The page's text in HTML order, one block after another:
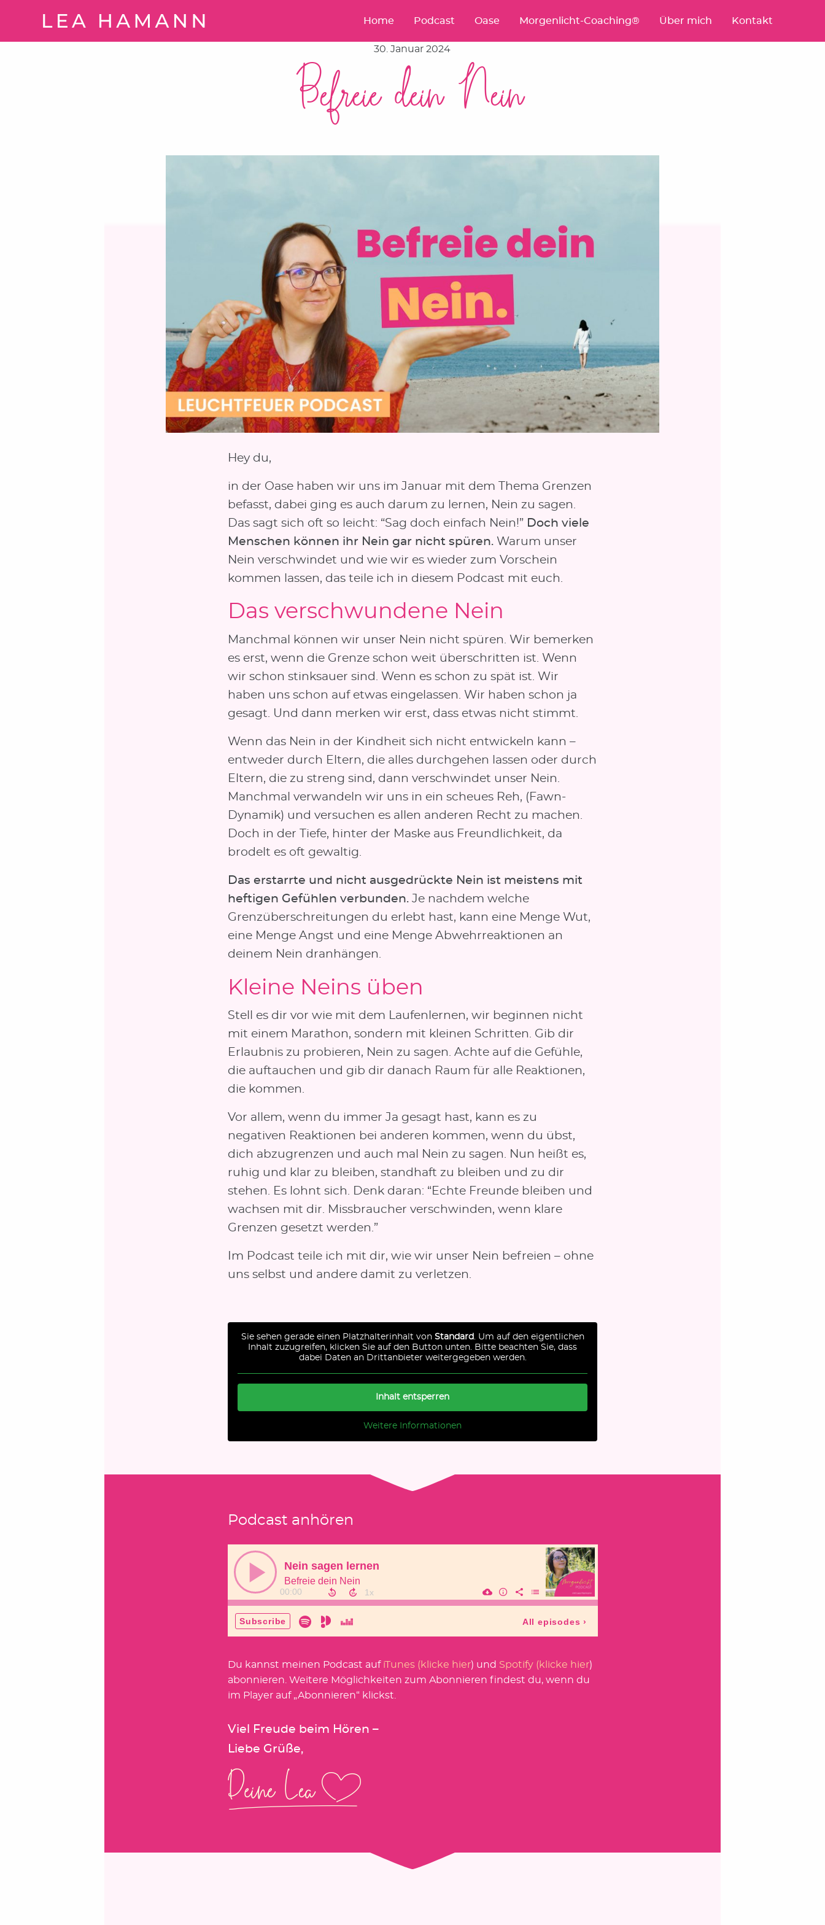
Home
Podcast Oase Morgenlicht-Coaching® Über mich Kontakt
30. Januar 2024
Befreie dein Nein
Hey du,
in der Oase haben wir uns im Januar mit dem Thema Grenzen
befasst, dabei ging es auch darum zu lernen, Nein zu sagen.
Das sagt sich oft so leicht: “Sag doch einfach Nein!” Doch viele
Menschen können ihr Nein gar nicht spüren.Warum unser
Nein verschwindet und wie wir es wieder zum Vorschein
kommen lassen, das teile ich in diesem Podcast mit euch.
Das verschwundene Nein
Manchmal können wir unser Nein nicht spüren. Wir bemerken
es erst, wenn die Grenze schon weit überschritten ist. Wenn
wir schon stinksauer sind. Wenn es schon zu spät ist. Wir
haben uns schon auf etwas eingelassen. Wir haben schon ja
gesagt. Und dann merken wir erst, dass etwas nicht stimmt.
Wenn das Nein in der Kindheit sich nicht entwickeln kann –
entweder durch Eltern, die alles durchgehen lassen oder durch
Eltern, die zu streng sind, dann verschwindet unser Nein.
Manchmal verwandeln wir uns in ein scheues Reh, (Fawn-
Dynamik) und versuchen es allen anderen Recht zu machen.
Doch in der Tiefe, hinter der Maske aus Freundlichkeit, da
brodelt es oft gewaltig.
Das erstarrte und nicht ausgedrückte Nein ist meistens mit
heftigen Gefühlen verbunden.Je nachdem welche
Grenzüberschreitungen du erlebt hast, kann eine Menge Wut,
eine Menge Angst und eine Menge Abwehrreaktionen an
deinem Nein dranhängen.
Kleine Neins üben
Stell es dir vor wie mit dem Laufenlernen, wir beginnen nicht
mit einem Marathon, sondern mit kleinen Schritten. Gib dir
Erlaubnis zu probieren, Nein zu sagen. Achte auf die Gefühle,
die auftauchen und gib dir danach Raum für alle Reaktionen,
die kommen.
Vor allem, wenn du immer Ja gesagt hast, kann es zu
negativen Reaktionen bei anderen kommen, wenn du übst,
dich abzugrenzen und auch mal Nein zu sagen. Nun heißt es,
ruhig und klar zu bleiben, standhaft zu bleiben und zu dir
stehen. Es lohnt sich. Denk daran: “Echte Freunde bleiben und
wachsen mit dir. Missbraucher verschwinden, wenn klare
Grenzen gesetzt werden.”
Im Podcast teile ich mit dir, wie wir unser Nein befreien – ohne
uns selbst und andere damit zu verletzen.
Sie sehen gerade einen Platzhalterinhalt von Standard. Um auf den eigentlichen
Inhalt zuzugreifen, klicken Sie auf den Button unten. Bitte beachten Sie, dass
dabei Daten an Drittanbieter weitergegeben werden.
Inhalt entsperren
Weitere Informationen
Podcast anhören
Du kannst meinen Podcast auf iTunes (klicke hier) und Spotify (klicke hier)
abonnieren. Weitere Möglichkeiten zum Abonnieren findest du, wenn du
im Player auf „Abonnieren“ klickst.
Viel Freude beim Hören –
Liebe Grüße,